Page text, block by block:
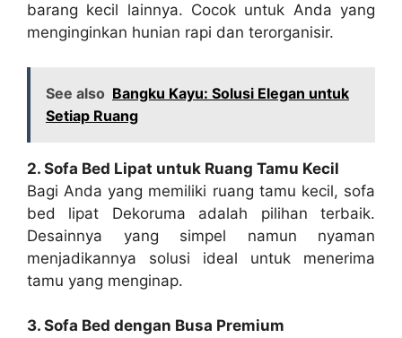
barang kecil lainnya. Cocok untuk Anda yang
menginginkan hunian rapi dan terorganisir.
See also Bangku Kayu: Solusi Elegan untuk
Setiap Ruang
2. Sofa Bed Lipat untuk Ruang Tamu Kecil
Bagi Anda yang memiliki ruang tamu kecil, sofa
bed lipat Dekoruma adalah pilihan terbaik.
Desainnya yang simpel namun nyaman
menjadikannya solusi ideal untuk menerima
tamu yang menginap.
3. Sofa Bed dengan Busa Premium